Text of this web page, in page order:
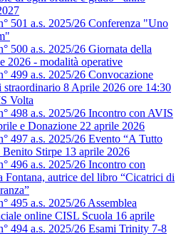
501 a.s. 2025/26 Conferenza "Uno
500 a.s. 2025/26 Giornata della
2026 - modalità operative
499 a.s. 2025/26 Convocazione
8 Aprile 2026 ore 14:30
Volta
498 a.s. 2025/26 Incontro con AVIS
e Donazione 22 aprile 2026
497 a.s. 2025/26 Evento “A Tutto
Benito Stirpe 13 aprile 2026
496 a.s. 2025/26 Incontro con
Fontana, autrice del libro “Cicatrici di
495 a.s. 2025/26 Assemblea
online CISL Scuola 16 aprile
494 a.s. 2025/26 Esami Trinity 7-8